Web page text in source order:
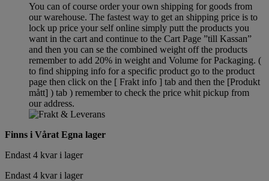
You can of course order your own shipping for goods from
our warehouse. The fastest way to get an shipping price is to
lock up price your self online simply putt the products you
want in the cart and continue to the Cart Page ”till Kassan”
and then you can se the combined weight off the products
remember to add 20% in weight and Volume for Packaging. (
to find shipping info for a specific product go to the product
page then click on the [ Frakt info ] tab and then the [Produkt
mått] ) tab ) rememberto check the price whit pickup from
our address.
Finns i Vårat Egna lager
Endast 4 kvar i lager
Endast 4 kvar i lager